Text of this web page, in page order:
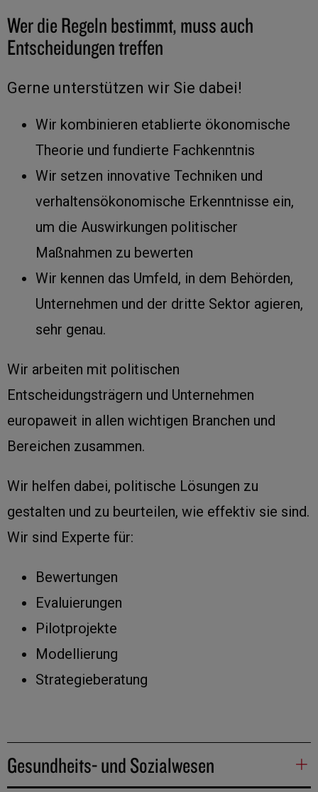
Wer die Regeln bestimmt, muss auch
Entscheidungen treffen
Gerne unterstützen wir Sie dabei!
Wir kombinieren etablierte ökonomische
Theorie und fundierte Fachkenntnis
Wir setzen innovative Techniken und
verhaltensökonomische Erkenntnisse ein,
um die Auswirkungen politischer
Maßnahmen zu bewerten
Wir kennen das Umfeld, in dem Behörden,
Unternehmen und der dritte Sektor agieren,
sehr genau.
Wir arbeiten mit politischen
Entscheidungsträgern und Unternehmen
europaweit in allen wichtigen Branchen und
Bereichen zusammen.
Wir helfen dabei, politische Lösungen zu
gestalten und zu beurteilen, wie effektiv sie sind.
Wir sind Experte für:
Bewertungen
Evaluierungen
Pilotprojekte
Modellierung
Strategieberatung
Gesundheits- und Sozialwesen